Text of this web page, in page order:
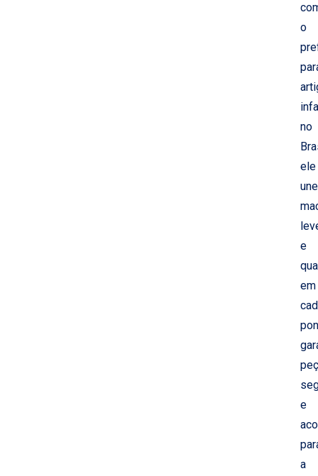
o
no
ele
une
e
em
e
a